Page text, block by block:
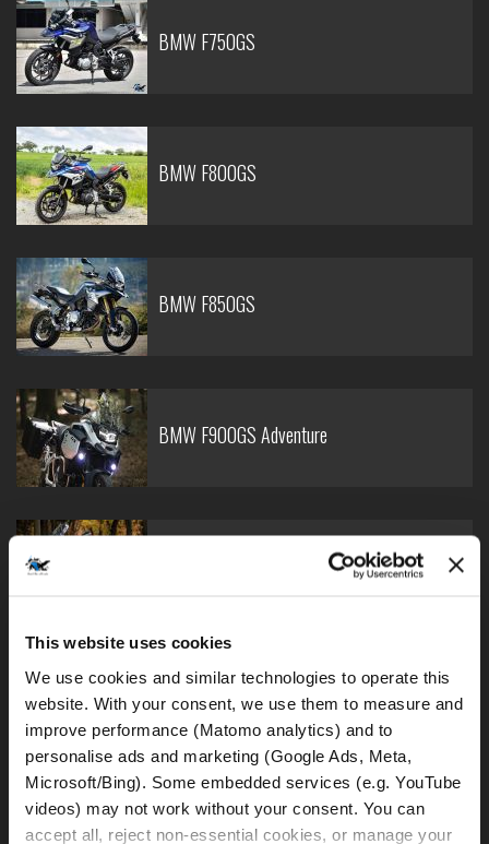
This website uses cookies
We use cookies and similar technologies to operate this
website. With your consent, we use them to measure and
improve performance (Matomo analytics) and to
personalise ads and marketing (Google Ads, Meta,
Microsoft/Bing). Some embedded services (e.g. YouTube
videos) may not work without your consent. You can
accept all, reject non-essential cookies, or manage your
BMW F750GS
BMW F800GS
BMW F850GS
BMW F900GS Adventure
BMW R1250GS
BMW R1300GS (EDS)